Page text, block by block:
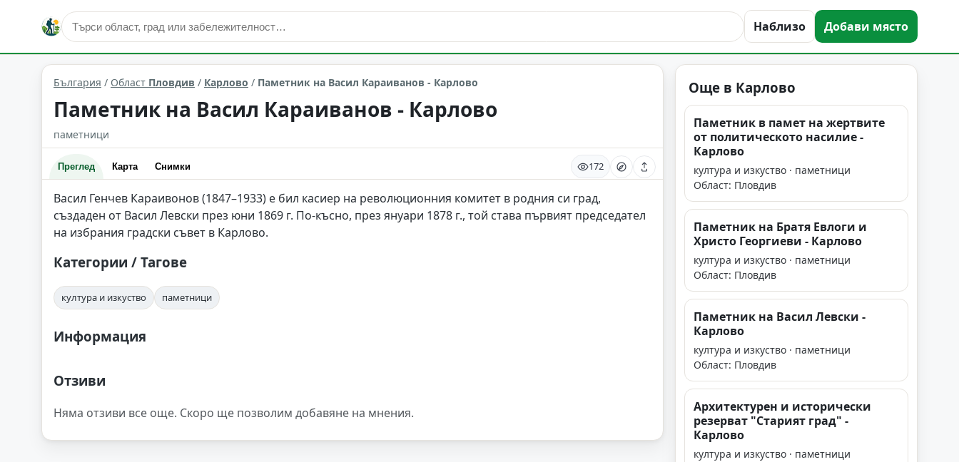
Наблизо Добави място
култура и изкуство Карлово Област: Пловдив
България / Област Пловдив / Карлово / Паметник на Васил Караиванов - Карлово
Паметник на Васил Караиванов - Карлово
паметници
Преглед Карта Снимки 172
Васил Генчев Караивонов (1847–1933) е бил касиер на революционния комитет в родния си град,
създаден от Васил Левски през юни 1869 г. По-късно, през януари 1878 г., той става първият председател
на избрания градски съвет в Карлово.
Категории / Тагове
култура и изкуство паметници
Информация
Отзиви
Няма отзиви все още. Скоро ще позволим добавяне на мнения.
Още в Карлово
Паметник в памет на жертвите
от политическото насилие -
Карлово
култура и изкуство · паметници
Област: Пловдив
Паметник на Братя Евлоги и
Христо Георгиеви - Карлово
култура и изкуство · паметници
Област: Пловдив
Паметник на Васил Левски -
Карлово
култура и изкуство · паметници
Област: Пловдив
Архитектурен и исторически
резерват "Старият град" -
Карлово
култура и изкуство · паметници